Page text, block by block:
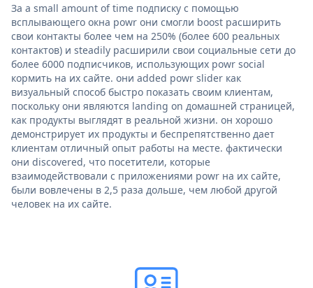
За a small amount of time подписку с помощью
всплывающего окна powr они смогли boost расширить
свои контакты более чем на 250% (более 600 реальных
контактов) и steadily расширили свои социальные сети до
более 6000 подписчиков, использующих powr social
кормить на их сайте. они added powr slider как
визуальный способ быстро показать своим клиентам,
поскольку они являются landing on домашней страницей,
как продукты выглядят в реальной жизни. он хорошо
демонстрирует их продукты и беспрепятственно дает
клиентам отличный опыт работы на месте. фактически
они discovered, что посетители, которые
взаимодействовали с приложениями powr на их сайте,
были вовлечены в 2,5 раза дольше, чем любой другой
человек на их сайте.